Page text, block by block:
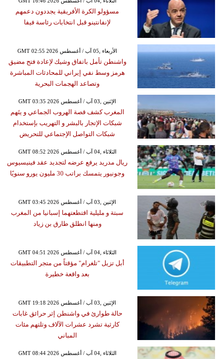
مسؤولو الكرة الأفريقية يجددون دعمهم
لإنفانتينو قبل انتخابات رئاسة فيفا
GMT 02:55 2026 الأربعاء ,05 آب / أغسطس
واشنطن تأمل باتفاق وشيك لإعادة فتح مضيق
هرمز وسط نفي إيراني للمحادثات المباشرة
وتصاعد الهجمات البحرية
GMT 03:35 2026 الإثنين ,03 آب / أغسطس
المغرب كشف قصة الهروب الجماعي و يتَهم
شبكات الإتجار بالبشر و التهريب بإستخدام
شبكات التواصل الإجتماعي للتحريض
GMT 08:52 2026 الثلاثاء ,04 آب / أغسطس
ريال مدريد يرفع عرضه لتجديد عقد فينيسيوس
وجونيور يتمسك براتب 30 مليون يورو سنويًا
GMT 03:45 2026 الإثنين ,03 آب / أغسطس
سبتة و مليلية اقتطعتهما إسبانيا من المغرب
ومنها انطلق طارق بن زياد
GMT 04:51 2026 الثلاثاء ,04 آب / أغسطس
أبل تزيل "تلغرام" مؤقتاً من متجر التطبيقات
بعد واقعة خطيرة
GMT 19:18 2026 الإثنين ,03 آب / أغسطس
حالة طوارئ في واشنطن إثر حرائق غابات
كارثية تشرد عشرات الآلاف وتلتهم مئات
المباني
GMT 08:44 2026 الثلاثاء ,04 آب / أغسطس